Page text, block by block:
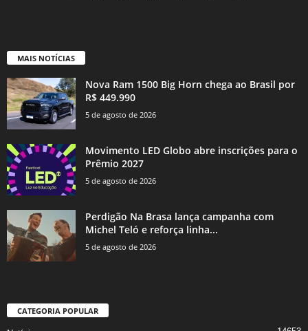
MAIS NOTÍCIAS
Nova Ram 1500 Big Horn chega ao Brasil por
R$ 449.990
5 de agosto de 2026
Movimento LED Globo abre inscrições para o
Prêmio 2027
5 de agosto de 2026
Perdigão Na Brasa lança campanha com
Michel Teló e reforça linha...
5 de agosto de 2026
CATEGORIA POPULAR